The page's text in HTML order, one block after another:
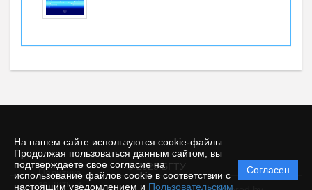
На нашем сайте используются cookie-файлы.
Продолжая пользоваться данным сайтом, вы
подтверждаете свое согласие на
использование файлов cookie в соответствии с
настоящим уведомлением и Пользовательским
Согласен
© 2025 БГТУ
Политика
защиты и